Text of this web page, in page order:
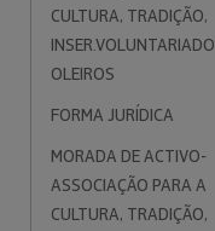
CULTURA, TRADIÇÃO,
INSER.VOLUNTARIADO
OLEIROS
FORMA JURÍDICA
MORADA DE ACTIVO-
ASSOCIAÇÃO PARA A
CULTURA, TRADIÇÃO,